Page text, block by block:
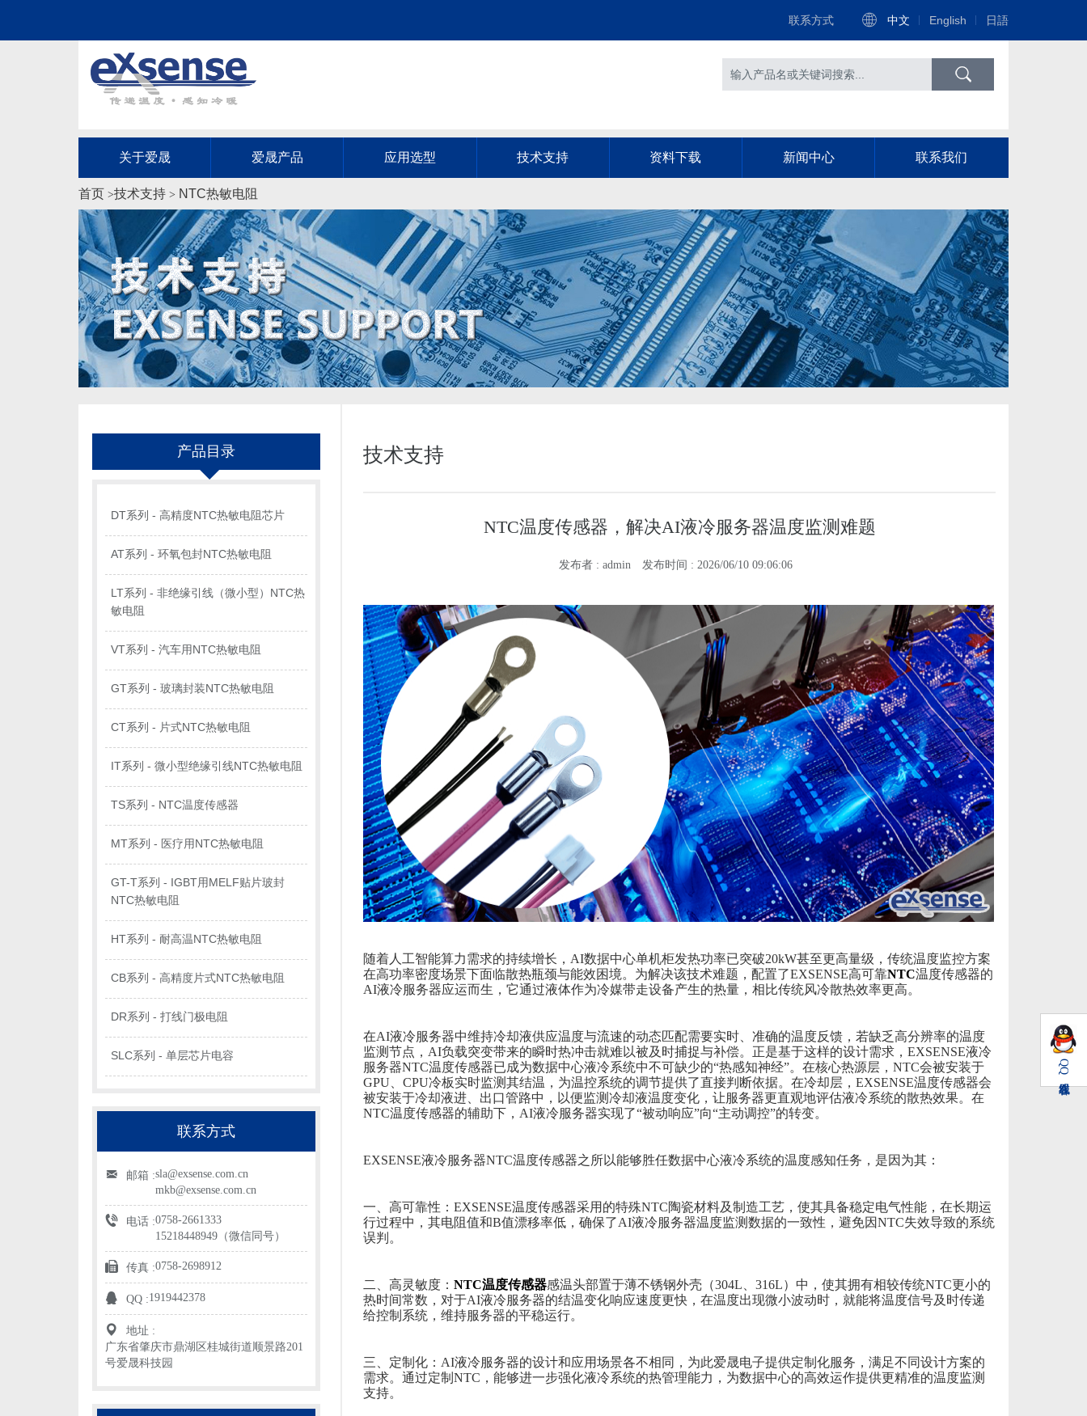
联系方式 中文 English 日語
关于爱晟 爱晟产品 应用选型 技术支持 资料下载 新闻中心 联系我们
QQ
首页 >技术支持 > NTC热敏电阻
产品目录
DT系列 - 高精度NTC热敏电阻芯片
AT系列 - 环氧包封NTC热敏电阻
LT系列 - 非绝缘引线（微小型）NTC热
敏电阻
VT系列 - 汽车用NTC热敏电阻
GT系列 - 玻璃封装NTC热敏电阻
CT系列 - 片式NTC热敏电阻
IT系列 - 微小型绝缘引线NTC热敏电阻
TS系列 - NTC温度传感器
MT系列 - 医疗用NTC热敏电阻
GT-T系列 - IGBT用MELF贴片玻封
NTC热敏电阻
HT系列 - 耐高温NTC热敏电阻
CB系列 - 高精度片式NTC热敏电阻
DR系列 - 打线门极电阻
SLC系列 - 单层芯片电容
联系方式
邮箱 :sla@exsense.com.cn
mkb@exsense.com.cn
电话 :0758-2661333
15218448949（微信同号）
传真 :0758-2698912
QQ :1919442378
地址 :
广东省肇庆市鼎湖区桂城街道顺景路201
号爱晟科技园
技术支持
NTC温度传感器，解决AI液冷服务器温度监测难题
发布者 : admin 发布时间 : 2026/06/10 09:06:06
随着人工智能算力需求的持续增长， AI数据中心单机柜发热功率已突破20kW甚至更高量级，传统温度监控方案
在高功率密度场景下面临散热瓶颈与能效困境。 为解决该技术难题，配置了EXSENSE高可靠NTC温度传感器的
AI液冷服务器应运而生，它通过液体作为冷媒带走设备产生的热量，相比传统风冷散热效率更高。
在AI液冷服务器中维持冷却液供应温度与流速的动态匹配需要实时、准确的温度反馈 ， 若缺乏高分辨率的温度
监测节点， AI负载突变带来的瞬时热冲击就难以被及时捕捉与补偿。正是基于这样的设计需求，EXSENSE液冷
服务器NTC温度传感器已成为数据中心液冷系统中不可缺少的“热感知神经”。在核心热源层，NTC会被安装于
GPU、CPU冷板实时监测其结温，为温控系统的调节提供了直接判断依据。在冷却层，EXSENSE温度传感器会
被安装于冷却液进、出口管路中， 以便监测冷却液温度变化，让服务器更直观地评估液冷系统的散热效果。在
NTC温度传感器的辅助下，AI液冷服务器实现了“被动响应”向“主动调控”的转变。
EXSENSE液冷服务器NTC温度传感器之所以能够胜任数据中心液冷系统的温度感知任务，是因为其：
一、高可靠性：EXSENSE温度传感器采用的特殊NTC陶瓷材料及制造工艺，使其具备稳定电气性能，在长期运
行过程中，其电阻值和B值漂移率低，确保了AI液冷服务器温度监测数据的一致性，避免因NTC失效导致的系统
误判。
二、高灵敏度：NTC温度传感器感温头部置于薄不锈钢外壳（304L、316L）中，使其拥有相较传统NTC更小的
热时间常数，对于AI液冷服务器的结温变化响应速度更快，在温度出现微小波动时，就能将温度信号及时传递
给控制系统，维持服务器的平稳运行。
三、定制化：AI液冷服务器的设计和应用场景各不相同， 为此爱晟电子提供定制化服务，满足不同设计方案的
需求。通过定制NTC，能够进一步强化液冷系统的热管理能力，为数据中心的高效运作提供更精准的温度监测
支持。